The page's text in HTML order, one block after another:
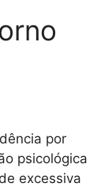
por
psicológica
excessiva